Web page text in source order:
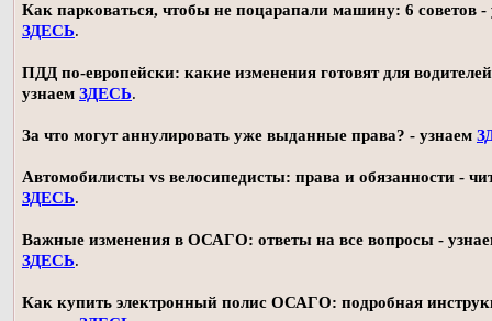
Как парковаться, чтобы не поцарапали машину: 6 советов -
ЗДЕСЬ.
ПДД по-европейски: какие изменения готовят для
узнаем ЗДЕСЬ.
За что могут аннулировать уже выданные права? - узнаем
Автомобилисты vs велосипедисты: права и обязанности -
ЗДЕСЬ.
Важные изменения в ОСАГО: ответы на все вопросы -
ЗДЕСЬ.
Как купить электронный полис ОСАГО: подробная